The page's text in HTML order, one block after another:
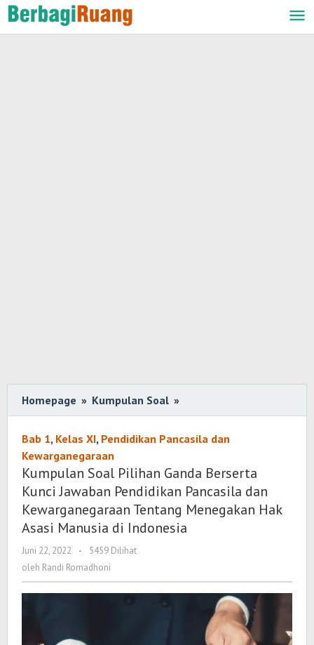
Lewati
ke
Homepage » Kumpulan Soal »
Soal
Pilihan
Berserta
Kunci
Jawaban
Pendidikan
Pancasila
Tentang
Menegakan
Asasi
Bab 1, Kelas XI, Pendidikan Pancasila dan
Kewarganegaraan
Kumpulan Soal Pilihan Ganda Berserta
Kunci Jawaban Pendidikan Pancasila dan
Kewarganegaraan Tentang Menegakan Hak
Asasi Manusia di Indonesia
Juni 22, 2022
oleh
Randi
-
5459 Dilihat
oleh Randi Romadhoni